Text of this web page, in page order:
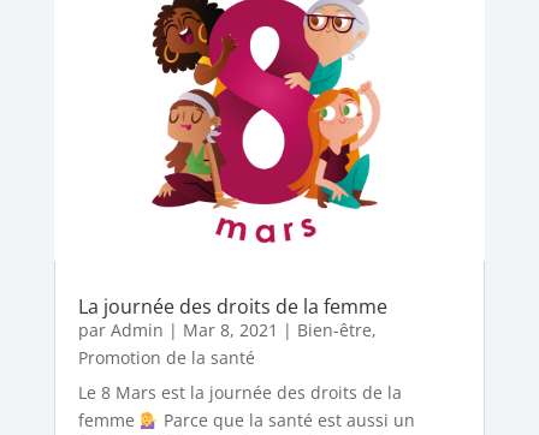
La journée des droits de la femme
par Admin | Mar 8, 2021 | Bien-être,
Promotion de la santé
Le 8 Mars est la journée des droits de la
femme
Parce que la santé est aussi un